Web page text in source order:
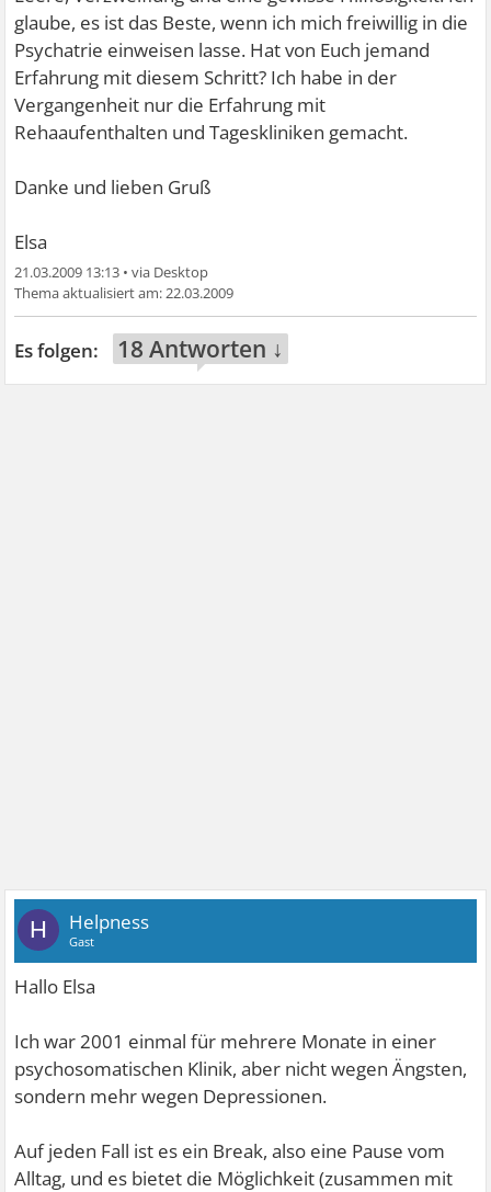
glaube, es ist das Beste, wenn ich mich freiwillig in die
Psychatrie einweisen lasse. Hat von Euch jemand
Erfahrung mit diesem Schritt? Ich habe in der
Vergangenheit nur die Erfahrung mit
Rehaaufenthalten und Tageskliniken gemacht.
Danke und lieben Gruß
Elsa
21.03.2009 13:13 •
22.03.2009
18 Antworten ↓
H Helpness
Gast
Hallo Elsa
Ich war 2001 einmal für mehrere Monate in einer
psychosomatischen Klinik, aber nicht wegen Ängsten,
sondern mehr wegen Depressionen.
Auf jeden Fall ist es ein Break, also eine Pause vom
Alltag, und es bietet die Möglichkeit (zusammen mit